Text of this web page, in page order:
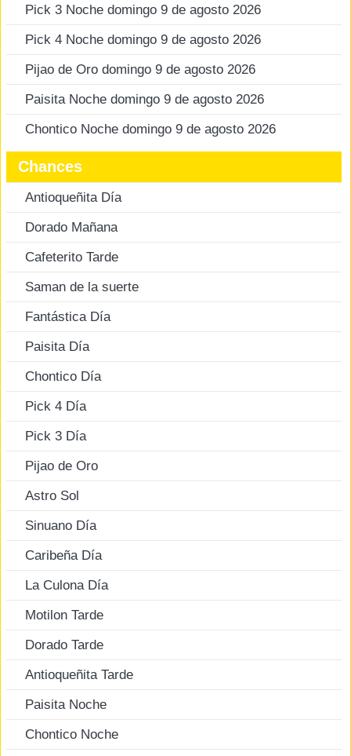
Pick 3 Noche domingo 9 de agosto 2026
Pick 4 Noche domingo 9 de agosto 2026
Pijao de Oro domingo 9 de agosto 2026
Paisita Noche domingo 9 de agosto 2026
Chontico Noche domingo 9 de agosto 2026
Chances
Antioqueñita Día
Dorado Mañana
Cafeterito Tarde
Saman de la suerte
Fantástica Día
Paisita Día
Chontico Día
Pick 4 Día
Pick 3 Día
Pijao de Oro
Astro Sol
Sinuano Día
Caribeña Día
La Culona Día
Motilon Tarde
Dorado Tarde
Antioqueñita Tarde
Paisita Noche
Chontico Noche